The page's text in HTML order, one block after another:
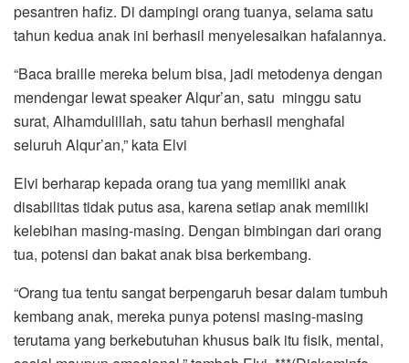
pesantren hafiz. Di dampingi orang tuanya, selama satu
tahun kedua anak ini berhasil menyelesaikan hafalannya.
“Baca braille mereka belum bisa, jadi metodenya dengan
mendengar lewat speaker Alqur’an, satu minggu satu
surat, Alhamdulillah, satu tahun berhasil menghafal
seluruh Alqur’an,” kata Elvi
Elvi berharap kepada orang tua yang memiliki anak
disabilitas tidak putus asa, karena setiap anak memiliki
kelebihan masing-masing. Dengan bimbingan dari orang
tua, potensi dan bakat anak bisa berkembang.
“Orang tua tentu sangat berpengaruh besar dalam tumbuh
kembang anak, mereka punya potensi masing-masing
terutama yang berkebutuhan khusus baik itu fisik, mental,